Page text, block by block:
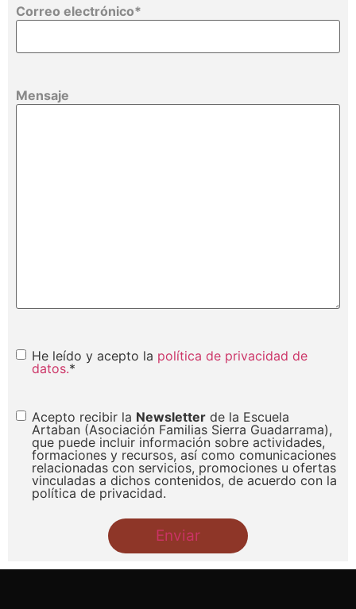
Correo electrónico*
Mensaje
politica
privacidad
He leído y acepto la política de privacidad de
datos.*
publicidad
Acepto recibir la Newsletter de la Escuela
Artaban (Asociación Familias Sierra Guadarrama),
que puede incluir información sobre actividades,
formaciones y recursos, así como comunicaciones
relacionadas con servicios, promociones u ofertas
vinculadas a dichos contenidos, de acuerdo con la
política de privacidad.